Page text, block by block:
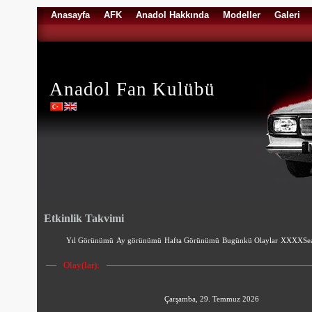
Anasayfa AFK Anadol Hakkında Modeller Galeri
Anadol Fan Kulübü
Etkinlik Takvimi
Yıl Görünümü Ay görünümü Hafta Görünümü Bugünkü Olaylar
Olay(lar):
Çarşamba, 29. Temmuz 2026